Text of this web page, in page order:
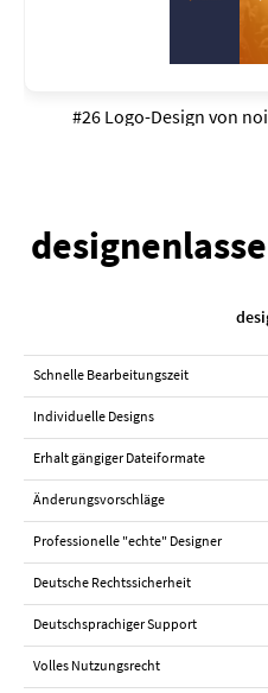
#26 Logo-Design von
Schnelle Bearbeitungszeit
Individuelle Designs
Erhalt gängiger Dateiformate
Änderungsvorschläge
Professionelle "echte" Designer
Deutsche Rechtssicherheit
Deutschsprachiger Support
Volles Nutzungsrecht